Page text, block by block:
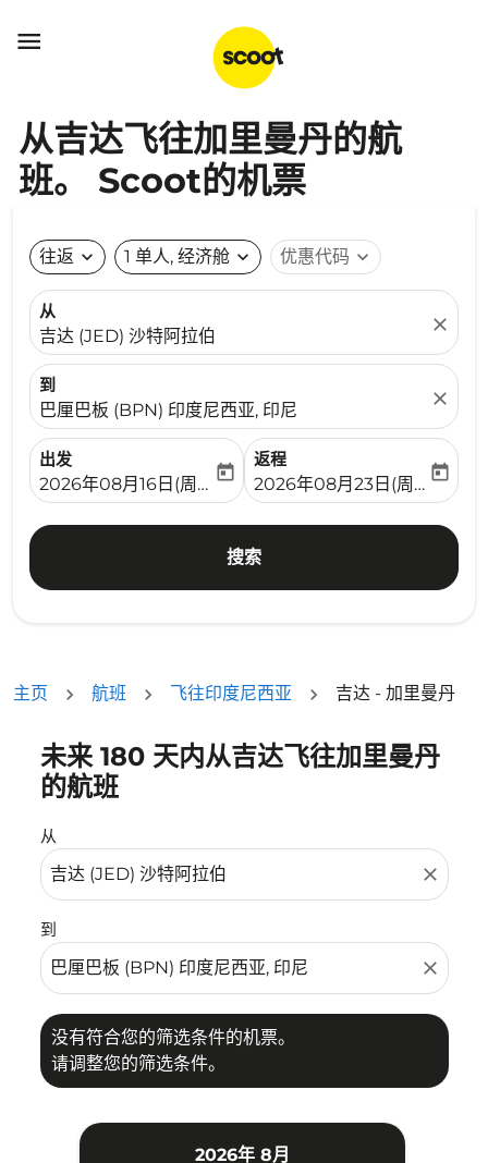

从吉达飞往加里曼丹的航
班。 Scoot的机票
往返 expand_more 1 单人, 经济舱 expand_more 优惠代码 expand_more
从
吉达 (JED) 沙特阿拉伯
close
到
巴厘巴板 (BPN) 印度尼西亚, 印尼
close
出发
fc-booking-departure-date-aria-label
2026年08月16日(周日)
today
返程
fc-booking-return-date-
2026年08月23日(周日)
today
搜索
主页 航班 飞往印度尼西亚 吉达 - 加里曼丹
未来 180 天内从吉达飞往加里曼丹
的航班
从
close
到
close
没有符合您的筛选条件的机票。
请调整您的筛选条件。
没有符合您的筛选条件的机票。请调整您的筛选条件。
2026年 8月